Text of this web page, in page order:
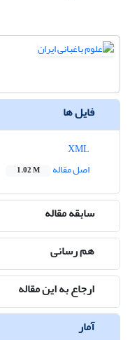
فایل ها
اصل مقاله
1.02 M
سابقه مقاله
هم رسانی
ارجاع به این مقاله
آمار